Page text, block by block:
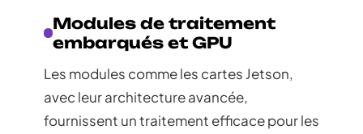
Modules de traitement
embarqués et GPU
Les modules comme les cartes Jetson,
avec leur architecture avancée,
fournissent un traitement efficace pour les